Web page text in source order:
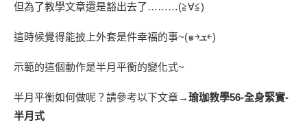
但為了教學文章還是豁出去了………(≧∀≦)
這時候覺得能披上外套是件幸福的事~(๑￫ܫ￩)
示範的這個動作是半月平衡的變化式~
半月平衡如何做呢？請參考以下文章→瑜珈教學56-全身緊實-
半月式